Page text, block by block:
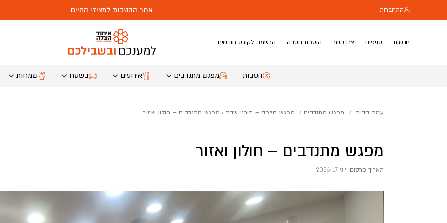
אתר ההטבות למצילי החיים התחברות
חדשות סניפים צרו קשר הוספת הטבה הרשמה לקורס חובשים
הטבות מפגש מתנדבים אירועים בשטח שמחות
עמוד הבית / מפגש מתנדבים / מפגש הלכה – תורני שבת / מפגש מתנדבים – חולון ואזור
מפגש מתנדבים – חולון ואזור
תאריך פרסום: יוני 17, 2026